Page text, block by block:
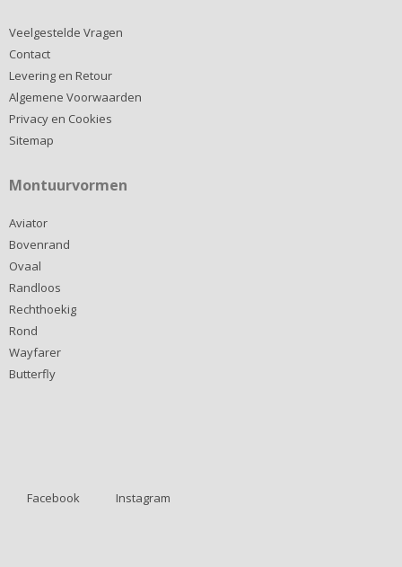
Veelgestelde Vragen
Contact
Levering en Retour
Algemene Voorwaarden
Privacy en Cookies
Sitemap
Montuurvormen
Aviator
Bovenrand
Ovaal
Randloos
Rechthoekig
Rond
Wayfarer
Butterfly
Facebook Instagram